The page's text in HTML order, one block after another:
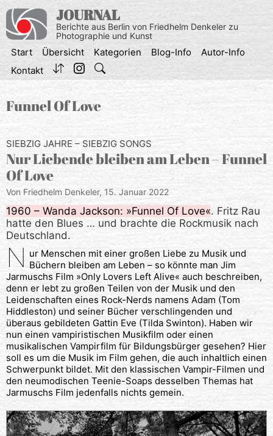
Inhalt
springen
JOURNAL
Berichte aus Berlin von Friedhelm Denkeler zu
Photographie und Kunst
Start Übersicht Kategorien Blog-Info
Autor-Info
Kontakt
Funnel Of Love
SIEBZIG JAHRE – SIEBZIG SONGS
Nur Liebende bleiben am Leben – Funnel
Of Love
Von Friedhelm Denkeler, 15. Januar 2022
1960 – Wanda Jackson: »Funnel Of Love«. Fritz Rau
hatte den Blues … und brachte die Rockmusik nach
Deutschland.
N ur Menschen mit einer großen Liebe zu Musik und
Büchern bleiben am Leben – so könnte man Jim
Jarmuschs Film »Only Lovers Left Alive« auch beschreiben,
denn er lebt zu großen Teilen von der Musik und den
Leidenschaften eines Rock-Nerds namens Adam (Tom
Hiddleston) und seiner Bücher verschlingenden und
überaus gebildeten Gattin Eve (Tilda Swinton). Haben wir
nun einen vampiristischen Musikfilm oder einen
musikalischen Vampirfilm für Bildungsbürger gesehen? Hier
soll es um die Musik im Film gehen, die auch inhaltlich einen
Schwerpunkt bildet. Mit den klassischen Vampir-Filmen und
den neumodischen Teenie-Soaps desselben Themas hat
Jarmuschs Film jedenfalls nichts gemein.